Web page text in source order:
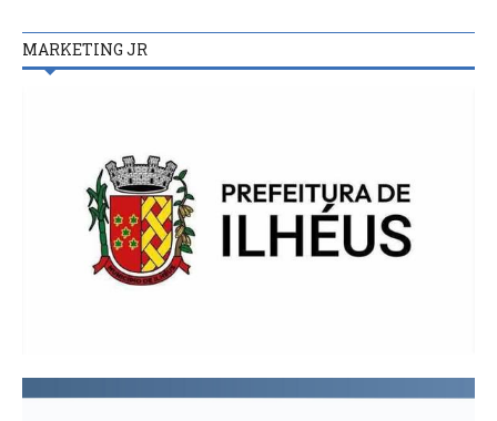
MARKETING JR